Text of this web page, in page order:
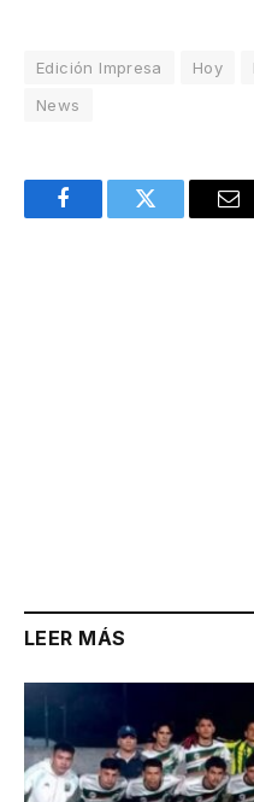
Edición Impresa Hoy
News
FacebookTwitter
LEER MÁS